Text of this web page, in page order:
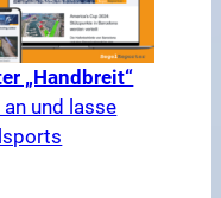
„Handbreit“
und lasse